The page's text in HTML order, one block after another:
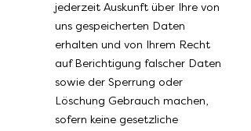
jederzeit Auskunft über Ihre von
uns gespeicherten Daten
erhalten und von Ihrem Recht
auf Berichtigung falscher Daten
sowie der Sperrung oder
Löschung Gebrauch machen,
sofern keine gesetzliche